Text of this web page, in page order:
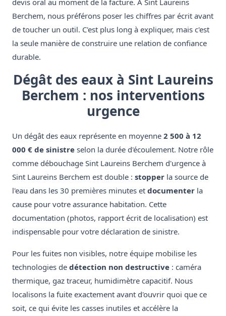
devis oral au moment de la facture. À Sint Laureins
Berchem, nous préférons poser les chiffres par écrit avant
de toucher un outil. C'est plus long à expliquer, mais c'est
la seule manière de construire une relation de confiance
durable.
Dégât des eaux à Sint Laureins
Berchem : nos interventions
urgence
Un dégât des eaux représente en moyenne 2 500 à 12
000 € de sinistre selon la durée d'écoulement. Notre rôle
comme débouchage Sint Laureins Berchem d'urgence à
Sint Laureins Berchem est double : stopper la source de
l'eau dans les 30 premières minutes et documenter la
cause pour votre assurance habitation. Cette
documentation (photos, rapport écrit de localisation) est
indispensable pour votre déclaration de sinistre.
Pour les fuites non visibles, notre équipe mobilise les
technologies de détection non destructive : caméra
thermique, gaz traceur, humidimètre capacitif. Nous
localisons la fuite exactement avant d'ouvrir quoi que ce
soit, ce qui évite les casses inutiles et accélère la